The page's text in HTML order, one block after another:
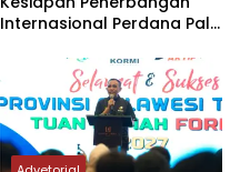
Internasional Perdana Palu